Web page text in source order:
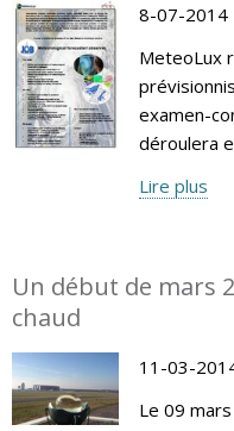
8-07-2014
MeteoLux
examen-
déroulera
Lire plus
Un début de mars
chaud
11-03-
Le 09